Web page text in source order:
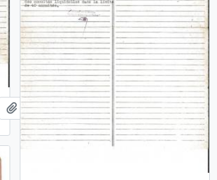
Ajouter au presse-papier